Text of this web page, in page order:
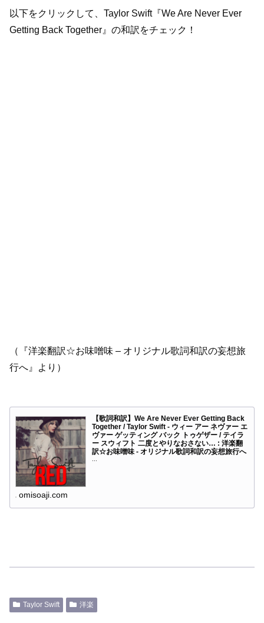
以下をクリックして、Taylor Swift『We Are Never Ever
Getting Back Together』の和訳をチェック！
（『洋楽翻訳☆お味噌味 – オリジナル歌詞和訳の妄想旅
行へ』より）
【歌詞和訳】We Are Never Ever Getting Back
Together / Taylor Swift - ウィー アー ネヴァー エ
ヴァー ゲッティング バック トゥゲザー / テイラ
ー スウィフト 二度とやりなおさない… : 洋楽翻
訳☆お味噌味 - オリジナル歌詞和訳の妄想旅行へ
omisoaji.com
Taylor Swift 洋楽